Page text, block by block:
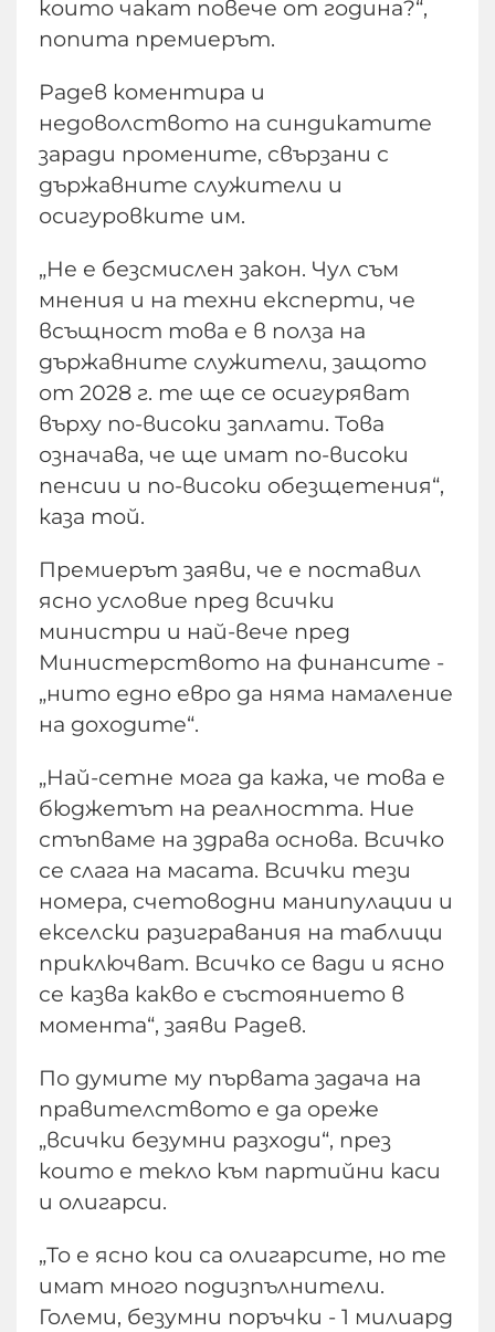
които чакат повече от година?“,
попита премиерът.
Радев коментира и
недоволството на синдикатите
заради промените, свързани с
държавните служители и
осигуровките им.
„Не е безсмислен закон. Чул съм
мнения и на техни експерти, че
всъщност това е в полза на
държавните служители, защото
от 2028 г. те ще се осигуряват
върху по-високи заплати. Това
означава, че ще имат по-високи
пенсии и по-високи обезщетения“,
каза той.
Премиерът заяви, че е поставил
ясно условие пред всички
министри и най-вече пред
Министерството на финансите -
„нито едно евро да няма намаление
на доходите“.
„Най-сетне мога да кажа, че това е
бюджетът на реалността. Ние
стъпваме на здрава основа. Всичко
се слага на масата. Всички тези
номера, счетоводни манипулации и
екселски разигравания на таблици
приключват. Всичко се вади и ясно
се казва какво е състоянието в
момента“, заяви Радев.
По думите му първата задача на
правителството е да ореже
„всички безумни разходи“, през
които е текло към партийни каси
и олигарси.
„То е ясно кои са олигарсите, но те
имат много подизпълнители.
Големи, безумни поръчки - 1 милиард